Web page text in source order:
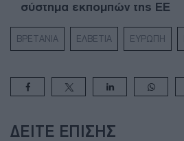
σύστημα εκπομπών της ΕΕ
ΒΡΕΤΑΝΙΑ ΕΛΒΕΤΙΑ ΕΥΡΩΠΗ
ΔΕΊΤΕ ΕΠΊΣΗΣ